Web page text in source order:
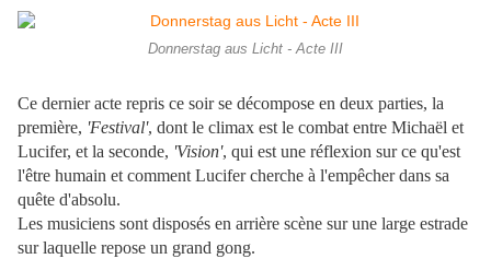
Donnerstag aus Licht - Acte III
Ce dernier acte repris ce soir se décompose en deux parties, la
première, 'Festival', dont le climax est le combat entre Michaël et
Lucifer, et la seconde, 'Vision', qui est une réflexion sur ce qu'est
l'être humain et comment Lucifer cherche à l'empêcher dans sa
quête d'absolu.
Les musiciens sont disposés en arrière scène sur une large estrade
sur laquelle repose un grand gong.